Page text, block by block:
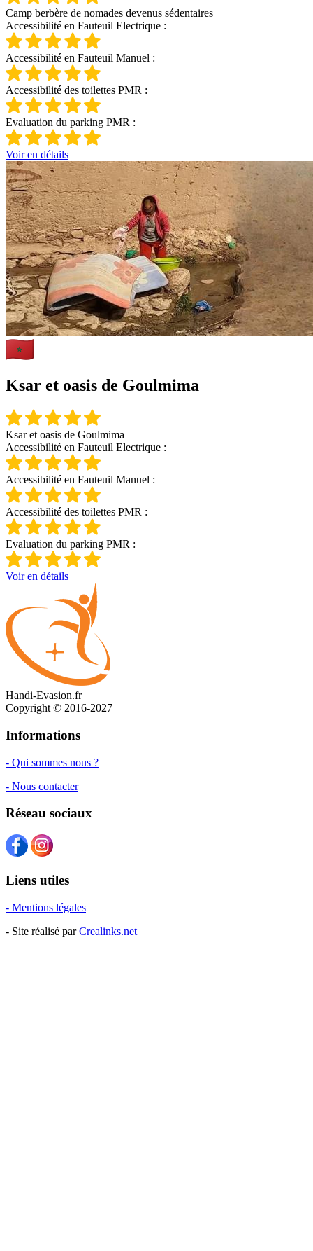
Camp berbère de nomades devenus sédentaires
Accessibilité en Fauteuil Electrique :
Accessibilité en Fauteuil Manuel :
Accessibilité des toilettes PMR :
Evaluation du parking PMR :
Voir en détails
Ksar et oasis de Goulmima
Ksar et oasis de Goulmima
Accessibilité en Fauteuil Electrique :
Accessibilité en Fauteuil Manuel :
Accessibilité des toilettes PMR :
Evaluation du parking PMR :
Voir en détails
Handi-Evasion.fr
Copyright © 2016-2027
Informations
- Qui sommes nous ?
- Nous contacter
Réseau sociaux
Liens utiles
- Mentions légales
- Site réalisé parCrealinks.net